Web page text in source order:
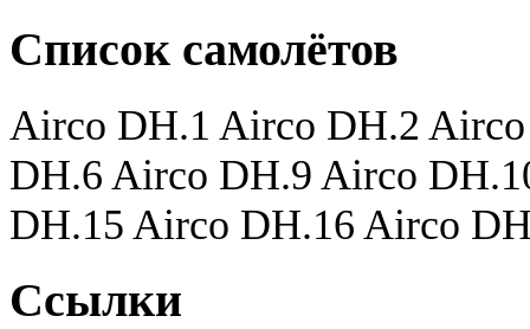
Список самолётов
Airco DH.1 Airco DH.2
DH.6 Airco DH.9 Airco
DH.15 Airco DH.16 Airco
Ссылки